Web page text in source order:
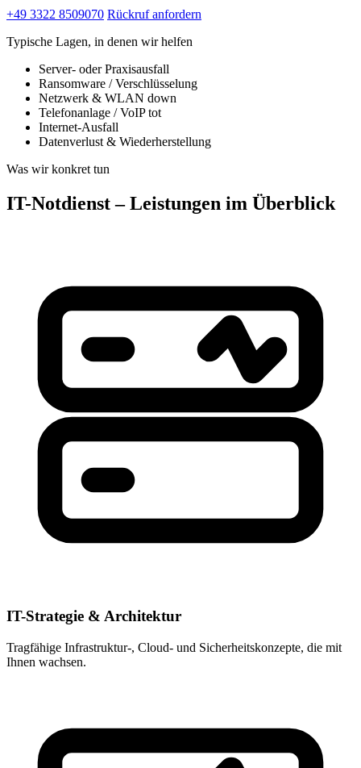
+49 3322 8509070 Rückruf anfordern
Typische Lagen, in denen wir helfen
Server- oder Praxisausfall
Ransomware / Verschlüsselung
Netzwerk & WLAN down
Telefonanlage / VoIP tot
Internet-Ausfall
Datenverlust & Wiederherstellung
Was wir konkret tun
IT-Notdienst – Leistungen im Überblick
IT-Strategie & Architektur
Tragfähige Infrastruktur-, Cloud- und Sicherheitskonzepte, die mit
Ihnen wachsen.